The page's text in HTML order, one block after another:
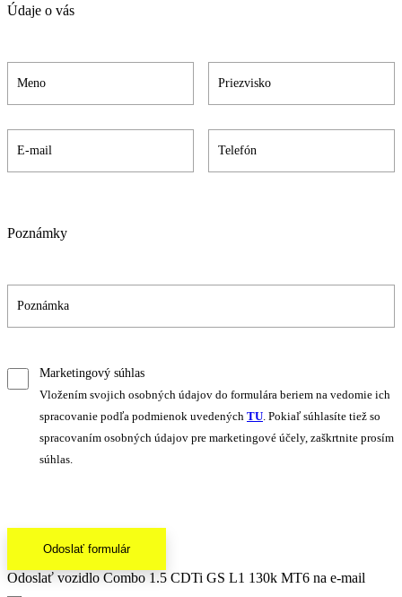
Údaje o vás
Poznámky
Marketingový súhlas
Vložením svojich osobných údajov do formulára beriem na vedomie ich
spracovanie podľa podmienok uvedených TU. Pokiaľ súhlasíte tiež so
spracovaním osobných údajov pre marketingové účely, zaškrtnite prosím
súhlas.
Odoslať formulár
Odoslať vozidlo Combo 1.5 CDTi GS L1 130k MT6 na e-mail